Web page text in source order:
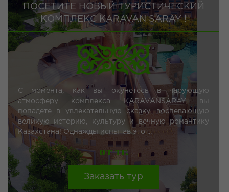
ПОСЕТИТЕ НОВЫЙ ТУРИСТИЧЕСКИЙ
КОМПЛЕКС KARAVAN SARAY !
С момента, как вы окунетесь в чарующую
атмосферу комплекса KARAVANSARAY, вы
попадете в увлекательную сказку, воспевающую
великую историю, культуру и вечную романтику
Казахстана! Однажды испытав это ...
от тг.
Заказать тур